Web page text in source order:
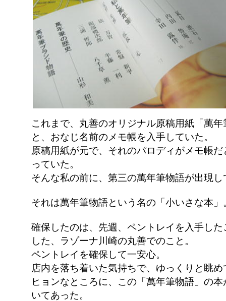
これまで、丸善のオリジナル原稿用紙「萬年
と、おなじ名前のメモ帳を入手していた。
原稿用紙が元で、それのパロディがメモ帳だ
っていた。
そんな私の前に、第三の萬年筆物語が出現し
それは萬年筆物語という名の「小いさな本」
確保したのは、先週、ペントレイを入手した
した、ラゾーナ川崎の丸善でのこと。
ペントレイを確保して一安心。
店内を落ち着いた気持ちで、ゆっくりと眺め
ヒョンなところに、この「萬年筆物語」の本
いてあった。